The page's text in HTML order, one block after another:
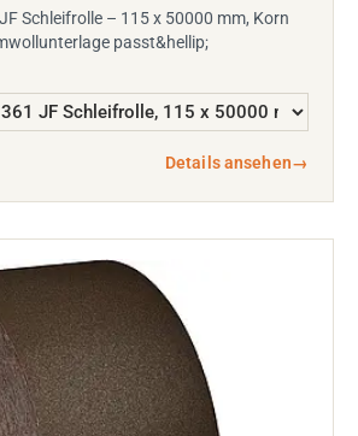
Schleifrolle – 115 x 50000 mm, Korn
passt&hellip;
Details ansehen→